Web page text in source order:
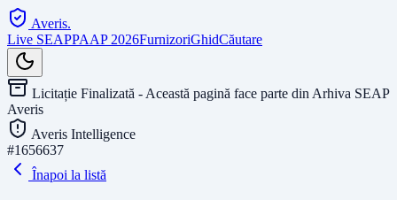
Averis.
Live SEAPPAAP 2026FurnizoriGhidCăutare
Licitație Finalizată - Această pagină face parte din Arhiva SEAP
Averis
Averis Intelligence
#1656637
Înapoi la listă